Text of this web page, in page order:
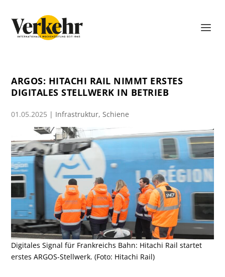
ARGOS: HITACHI RAIL NIMMT ERSTES
DIGITALES STELLWERK IN BETRIEB
01.05.2025 | Infrastruktur,Schiene
Digitales Signal für Frankreichs Bahn: Hitachi Rail startet
erstes ARGOS-Stellwerk. (Foto: Hitachi Rail)